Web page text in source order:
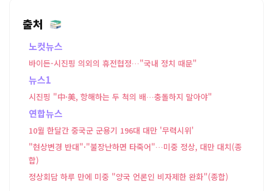
출처
노컷뉴스
바이든-시진핑 의외의 휴전협정…"국내 정치 때문"
뉴스1
시진핑 "中·美, 항해하는 두 척의 배…충돌하지 말아야"
연합뉴스
10월 한달간 중국군 군용기 196대 대만 '무력시위'
"현상변경 반대"·"불장난하면 타죽어"…미중 정상, 대만 대치(종
합)
정상회담 하루 만에 미중 "양국 언론인 비자제한 완화"(종합)